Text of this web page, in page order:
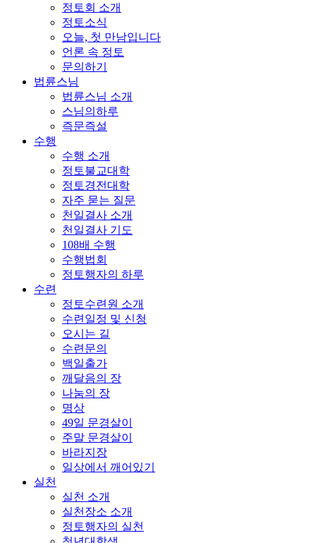
정토회 소개
정토소식
오늘, 첫 만남입니다
언론 속 정토
문의하기
법륜스님
법륜스님 소개
스님의하루
즉문즉설
수행
수행 소개
정토불교대학
정토경전대학
자주 묻는 질문
천일결사 소개
천일결사 기도
108배 수행
수행법회
정토행자의 하루
수련
정토수련원 소개
수련일정 및 신청
오시는 길
수련문의
백일출가
깨달음의 장
나눔의 장
명상
49일 문경살이
주말 문경살이
바라지장
일상에서 깨어있기
실천
실천 소개
실천장소 소개
정토행자의 실천